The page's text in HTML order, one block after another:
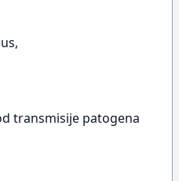
transmisije patogena